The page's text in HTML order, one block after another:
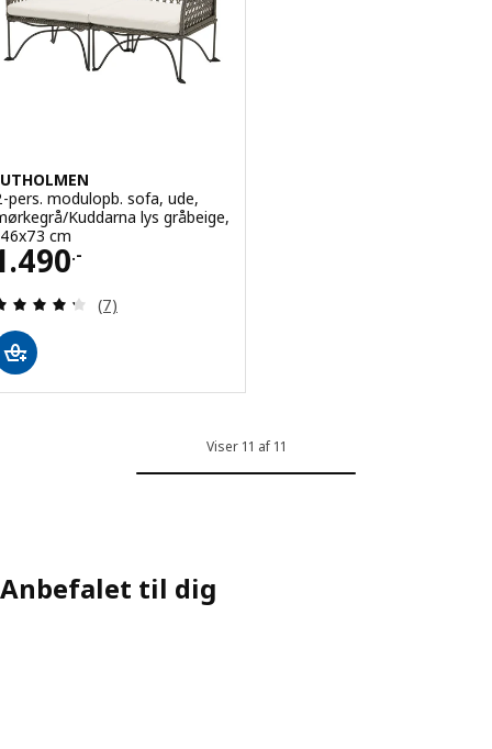
pers. modulopb. sofa, ude,
Kuddarna lys gråbeige,
cm
.-
1490.-
Anmeld: 4.3 ud af 5 Stjerner. Anmeldelser i alt:
(7)
Viser 11 af 11
Anbefalet til dig